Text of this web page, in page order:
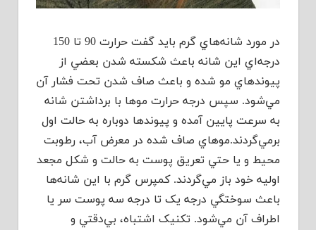
در مورد شانه‌هاي گرم بايد گفت حرارت 90 تا 150
درجه‌اي اين شانه باعث شکسته شدن بعضي از
پيوندهاي مو شده و باعث صاف شدن تحت فشار آن
مي‌شود. سپس درجه حرارت موها با برداشتن شانه
به سرعت پايين آمده و پيوندها دوباره به حالت اول
برمي‌گردند.موهاي صاف شده در معرض آب، رطوبت
محيط و يا حتي تعريق پوست به حالت و شکل مجعد
اوليه خود باز مي‌گردند. کمپرس گرم با اين شانه‌ها
باعث سوختگي درجه يک تا درجه سه پوست سر يا
اطراف آن مي‌شود. تکنيک اشتباه، بي‌دقتي و